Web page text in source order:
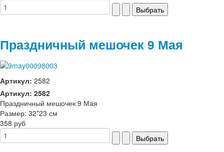
Праздничный мешочек 9 Мая
Артикул: 2582
Артикул: 2582
Праздничный мешочек 9 Мая
Размер: 32*23 см
358 руб